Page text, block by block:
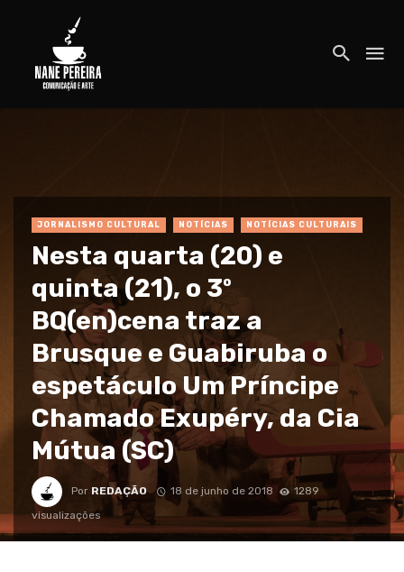
JORNALISMO CULTURAL NOTÍCIAS NOTÍCIAS CULTURAIS
Nesta quarta (20) e
quinta (21), o 3º
BQ(en)cena traz a
Brusque e Guabiruba o
espetáculo Um Príncipe
Chamado Exupéry, da Cia
Mútua (SC)
Por REDAÇÃO 18 de junho de 2018
1289
visualizações